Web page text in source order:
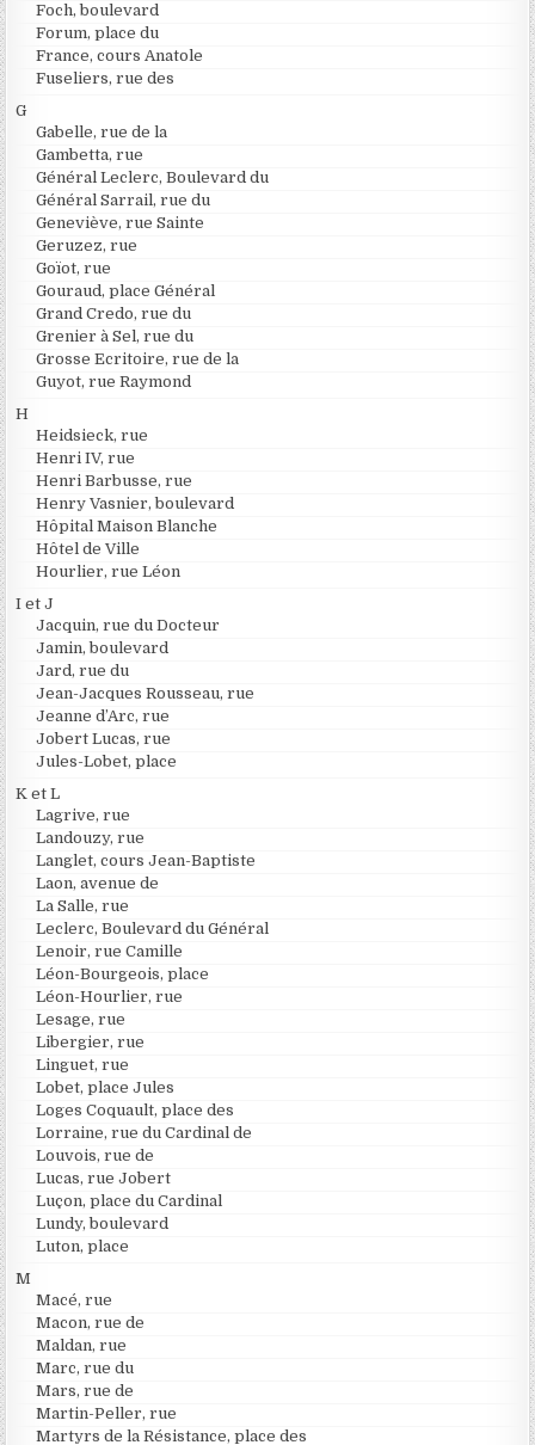
Foch, boulevard
Forum, place du
France, cours Anatole
Fuseliers, rue des
G
Gabelle, rue de la
Gambetta, rue
Général Leclerc, Boulevard du
Général Sarrail, rue du
Geneviève, rue Sainte
Geruzez, rue
Goïot, rue
Gouraud, place Général
Grand Credo, rue du
Grenier à Sel, rue du
Grosse Ecritoire, rue de la
Guyot, rue Raymond
H
Heidsieck, rue
Henri IV, rue
Henri Barbusse, rue
Henry Vasnier, boulevard
Hôpital Maison Blanche
Hôtel de Ville
Hourlier, rue Léon
I et J
Jacquin, rue du Docteur
Jamin, boulevard
Jard, rue du
Jean-Jacques Rousseau, rue
Jeanne d’Arc, rue
Jobert Lucas, rue
Jules-Lobet, place
K et L
Lagrive, rue
Landouzy, rue
Langlet, cours Jean-Baptiste
Laon, avenue de
La Salle, rue
Leclerc, Boulevard du Général
Lenoir, rue Camille
Léon-Bourgeois, place
Léon-Hourlier, rue
Lesage, rue
Libergier, rue
Linguet, rue
Lobet, place Jules
Loges Coquault, place des
Lorraine, rue du Cardinal de
Louvois, rue de
Lucas, rue Jobert
Luçon, place du Cardinal
Lundy, boulevard
Luton, place
M
Macé, rue
Macon, rue de
Maldan, rue
Marc, rue du
Mars, rue de
Martin-Peller, rue
Martyrs de la Résistance, place des